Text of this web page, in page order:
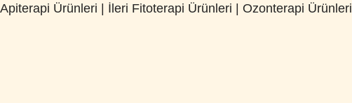
Apiterapi Ürünleri | İleri Fitoterapi Ürünleri | Ozonterapi Ürünleri